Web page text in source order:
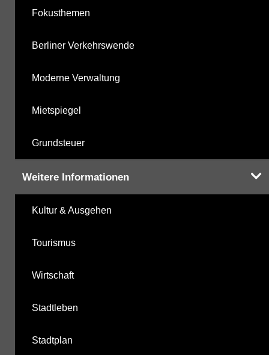
Fokusthemen
Berliner Verkehrswende
Moderne Verwaltung
Mietspiegel
Grundsteuer
Weitere Informationen
Kultur & Ausgehen
Tourismus
Wirtschaft
Stadtleben
Stadtplan